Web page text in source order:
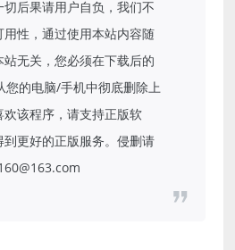
后果请用户自负，我们不
性，通过使用本站内容随
无关，您必须在下载后的
您的电脑/手机中彻底删除上
该程序，请支持正版软
更好的正版服务。侵删请